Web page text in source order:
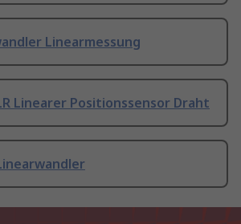
Linearmessung
Linearer Positionssensor Draht